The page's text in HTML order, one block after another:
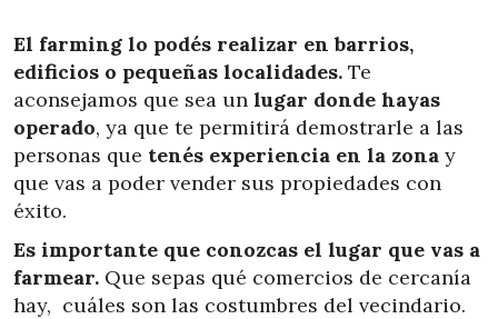
El farming lo podés realizar en barrios,
edificios o pequeñas localidades. Te
aconsejamos que sea un lugar donde hayas
operado, ya que te permitirá demostrarle a las
personas que tenés experiencia en la zona y
que vas a poder vender sus propiedades con
éxito.
Es importante que conozcas el lugar que vas a
farmear. Que sepas qué comercios de cercanía
hay, cuáles son las costumbres del vecindario.